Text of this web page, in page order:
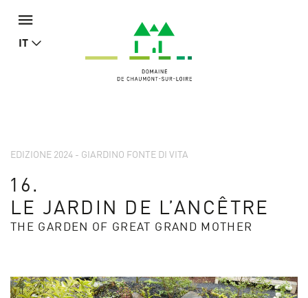
IT
EDIZIONE 2024 - GIARDINO FONTE DI VITA
16.
LE JARDIN DE L’ANCÊTRE
THE GARDEN OF GREAT GRAND MOTHER